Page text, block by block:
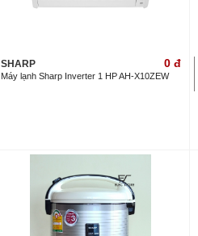
SHARP 0 đ
Máy lạnh Sharp Inverter 1 HP AH-X10ZEW